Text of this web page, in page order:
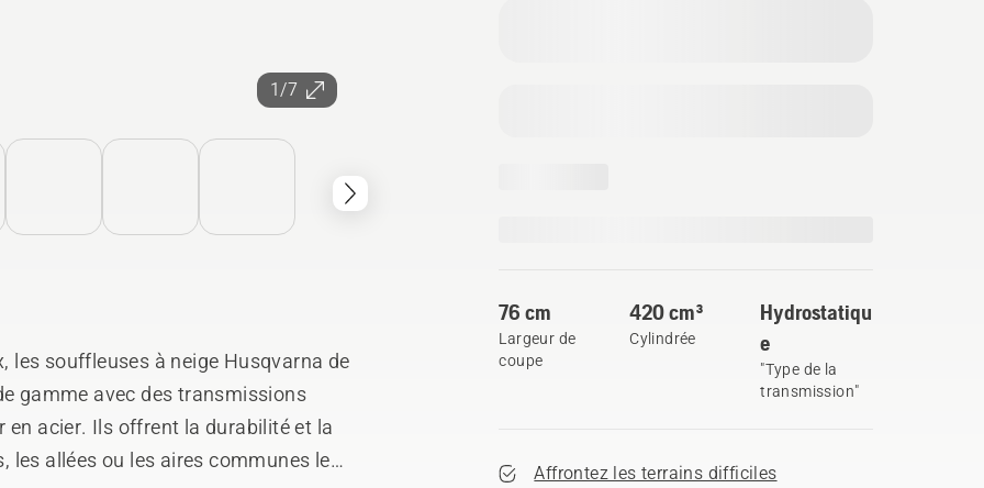
1/7
76 cm
Largeur de
coupe
420 cm³
Cylindrée
Hydrostatiqu
e
"Type de la
transmission"
Affrontez les terrains difficiles
les souffleuses à neige Husqvarna de
gamme avec des transmissions
en acier. Ils offrent la durabilité et la
les allées ou les aires communes les